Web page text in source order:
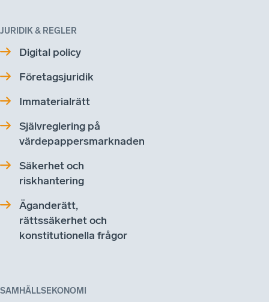
JURIDIK & REGLER
Digital policy
Företagsjuridik
Immaterialrätt
Självreglering på
värdepappersmarknaden
Säkerhet och
riskhantering
Äganderätt,
rättssäkerhet och
konstitutionella frågor
SAMHÄLLSEKONOMI